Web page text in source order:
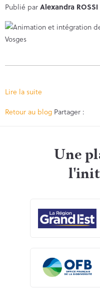
Publié parAlexandra ROSSI
Lire la suite
Retour au blog Partager :
Une